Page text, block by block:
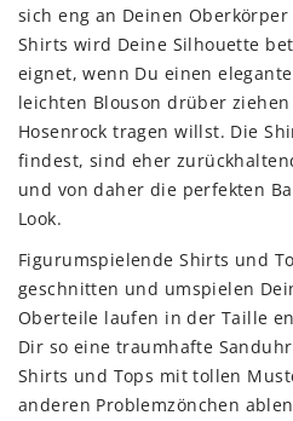
sich eng an Deinen
Shirts wird Deine Silhouette
eignet, wenn Du einen
leichten Blouson drüber
Hosenrock tragen willst. Die
findest, sind eher
und von daher die perfekten
Look.
Figurumspielende Shirts und
geschnitten und umspielen
Oberteile laufen in der Taille
Dir so eine traumhafte
Shirts und Tops mit tollen
anderen Problemzönchen